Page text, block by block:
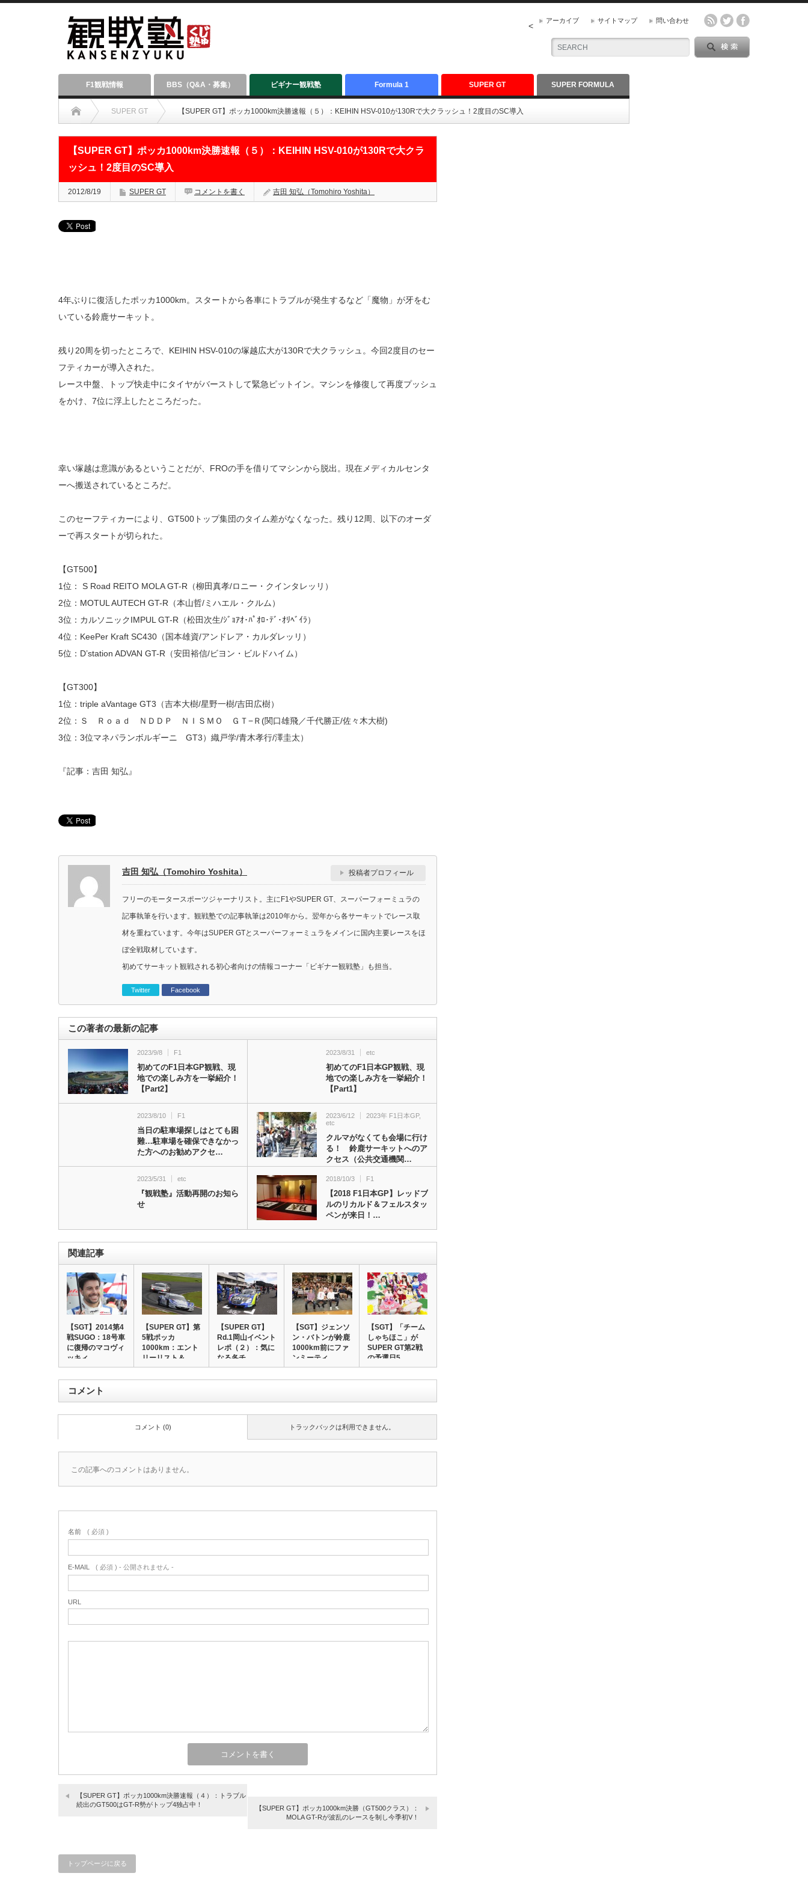
アーカイブ サイトマップ 問い合わせ
<
F1観戦情報 BBS（Q&A・募集） ビギナー観戦塾 Formula 1 SUPER GT SUPER FORMULA
SUPER GT 【SUPER GT】ポッカ1000km決勝速報（５）：KEIHIN HSV-010が130Rで大クラッシュ！2度目のSC導入
【SUPER GT】ポッカ1000km決勝速報（５）：KEIHIN HSV-010が130Rで大クラ
ッシュ！2度目のSC導入
2012/8/19 SUPER GT コメントを書く 吉田 知弘（Tomohiro Yoshita）
4年ぶりに復活したポッカ1000km。スタートから各車にトラブルが発生するなど「魔物」が牙をむ
いている鈴鹿サーキット。
残り20周を切ったところで、KEIHIN HSV-010の塚越広大が130Rで大クラッシュ。今回2度目のセー
フティカーが導入された。
レース中盤、トップ快走中にタイヤがバーストして緊急ピットイン。マシンを修復して再度プッシュ
をかけ、7位に浮上したところだった。
幸い塚越は意識があるということだが、FROの手を借りてマシンから脱出。現在メディカルセンタ
ーへ搬送されているところだ。
このセーフティカーにより、GT500トップ集団のタイム差がなくなった。残り12周、以下のオーダ
ーで再スタートが切られた。
【GT500】
1位： S Road REITO MOLA GT-R（柳田真孝/ロニー・クインタレッリ）
2位：MOTUL AUTECH GT-R（本山哲/ミハエル・クルム）
3位：カルソニックIMPUL GT-R（松田次生/ｼﾞｮｱｵ･ﾊﾟｵﾛ･ﾃﾞ･ｵﾘﾍﾞｲﾗ）
4位：KeePer Kraft SC430（国本雄資/アンドレア・カルダレッリ）
5位：D’station ADVAN GT-R（安田裕信/ビヨン・ビルドハイム）
【GT300】
1位：triple aVantage GT3（吉本大樹/星野一樹/吉田広樹）
2位：Ｓ Ｒｏａｄ ＮＤＤＰ ＮＩＳＭＯ ＧＴ−Ｒ(関口雄飛／千代勝正/佐々木大樹)
3位：3位マネパランボルギーニ GT3）織戸学/青木孝行/澤圭太）
『記事：吉田 知弘』
吉田 知弘（Tomohiro Yoshita） 投稿者プロフィール
フリーのモータースポーツジャーナリスト。主にF1やSUPER GT、スーパーフォーミュラの
記事執筆を行います。観戦塾での記事執筆は2010年から。翌年から各サーキットでレース取
材を重ねています。今年はSUPER GTとスーパーフォーミュラをメインに国内主要レースをほ
ぼ全戦取材しています。
初めてサーキット観戦される初心者向けの情報コーナー「ビギナー観戦塾」も担当。
Twitter Facebook
この著者の最新の記事
2023/9/8 F1
初めてのF1日本GP観戦、現
地での楽しみ方を一挙紹介！
【Part2】
2023/8/31 etc
初めてのF1日本GP観戦、現
地での楽しみ方を一挙紹介！
【Part1】
2023/8/10 F1
当日の駐車場探しはとても困
難…駐車場を確保できなかっ
た方へのお勧めアクセ…
2023/6/12 2023年 F1日本GP,
etc
クルマがなくても会場に行け
る！ 鈴鹿サーキットへのア
クセス（公共交通機関…
2023/5/31 etc
『観戦塾』活動再開のお知ら
せ
2018/10/3 F1
【2018 F1日本GP】レッドブ
ルのリカルド＆フェルスタッ
ペンが来日！…
関連記事
【SGT】2014第4
戦SUGO：18号車
に復帰のマコヴィ
ッキィ…
【SUPER GT】第
5戦ポッカ
1000km：エント
リーリスト＆…
【SUPER GT】
Rd.1岡山イベント
レポ（２）：気に
なる各チ…
【SGT】ジェンソ
ン・バトンが鈴鹿
1000km前にファ
ンミーティ…
【SGT】「チーム
しゃちほこ」が
SUPER GT第2戦
の予選日5…
コメント
トラックバックは利用できません。
コメント (0)
この記事へのコメントはありません。
名前 ( 必須 )
E-MAIL ( 必須 ) - 公開されません -
URL
【SUPER GT】ポッカ1000km決勝速報（４）：トラブル
続出のGT500はGT-R勢がトップ4独占中！
【SUPER GT】ポッカ1000km決勝（GT500クラス）：
MOLA GT-Rが波乱のレースを制し今季初V！
トップページに戻る